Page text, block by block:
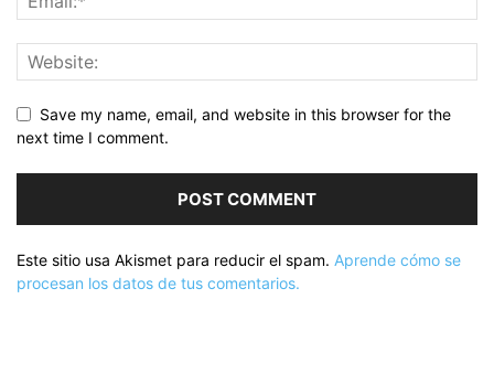
Save my name, email, and website in this browser for the
next time I comment.
Este sitio usa Akismet para reducir el spam. Aprende cómo se
procesan los datos de tus comentarios.